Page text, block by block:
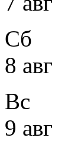
Сб
8 авг
Вс
9 авг